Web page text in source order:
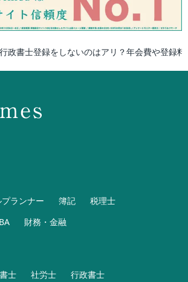
行政書士登録をしないのはアリ？年会費や登録
ランナー 簿記
税理士
財務・金融
士 社労士
行政書士